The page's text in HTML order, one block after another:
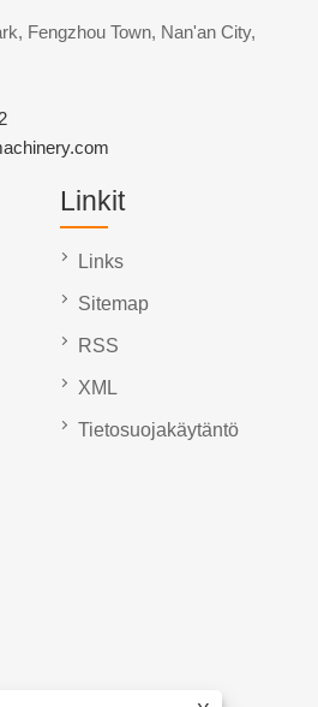
Fengzhou Town, Nan'an City,
Linkit
Links
Sitemap
RSS
XML
Tietosuojakäytäntö